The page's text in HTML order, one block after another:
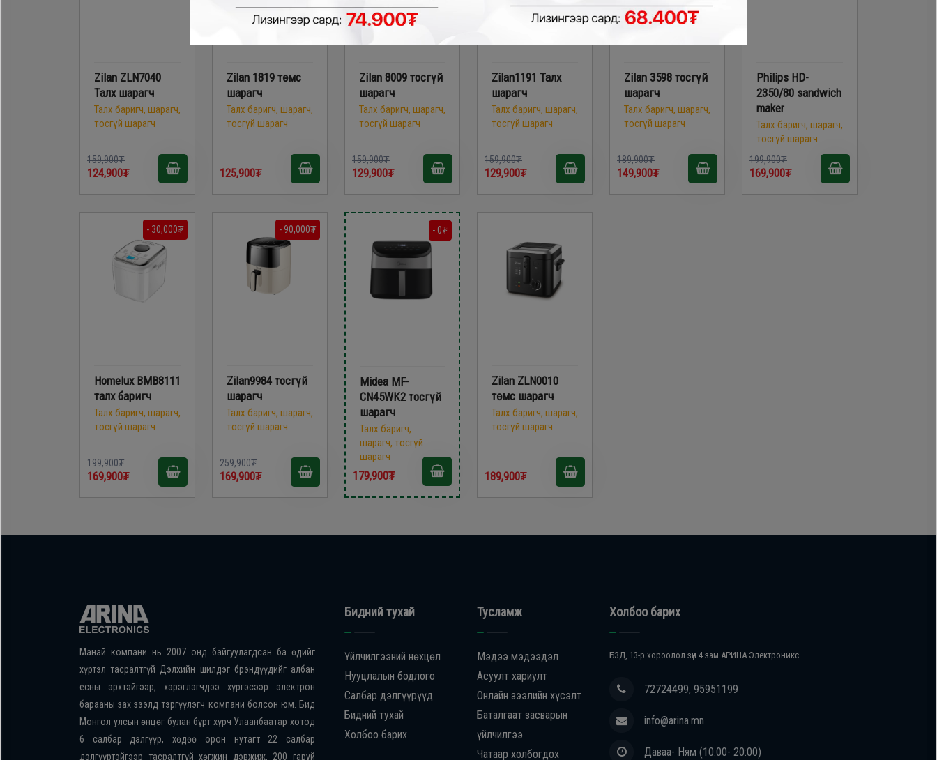
Zilan ZLN7040
Талх шарагч
Талх баригч, шарагч,
тосгүй шарагч
159,900₮
124,900₮
Zilan 1819 төмс
шарагч
Талх баригч, шарагч,
тосгүй шарагч
125,900₮
Zilan 8009 тосгүй
шарагч
Талх баригч, шарагч,
тосгүй шарагч
159,900₮
129,900₮
Zilan1191 Талх
шарагч
Талх баригч, шарагч,
тосгүй шарагч
159,900₮
129,900₮
Zilan 3598 тосгүй
шарагч
Талх баригч, шарагч,
тосгүй шарагч
189,900₮
149,900₮
Philips HD-
2350/80 sandwich
maker
Талх баригч, шарагч,
тосгүй шарагч
199,900₮
169,900₮
- 30,000₮
Homelux BMB8111
талх баригч
Талх баригч, шарагч,
тосгүй шарагч
199,900₮
169,900₮
- 90,000₮
Zilan9984 тосгүй
шарагч
Талх баригч, шарагч,
тосгүй шарагч
259,900₮
169,900₮
- 0₮
Midea MF-
CN45WK2 тосгүй
шарагч
Талх баригч,
шарагч, тосгүй
шарагч
179,900₮
Zilan ZLN0010
төмс шарагч
Талх баригч, шарагч,
тосгүй шарагч
189,900₮
Манай компани нь 2007 онд байгуулагдсан ба өдийг
хүртэл тасралтгүй Дэлхийн шилдэг брэндүүдийг албан
ёсны эрхтэйгээр, хэрэглэгчдээ хүргэсээр электрон
барааны зах зээлд тэргүүлэгч компани болсон юм. Бид
Монгол улсын өнцөг булан бүрт хүрч Улаанбаатар хотод
6 салбар дэлгүүр, хөдөө орон нутагт 22 салбар
дэлгүүртэйгээр тасралтгүй хөгжин дэвжиж, 200 гаруй
Бидний тухай
Үйлчилгээний нөхцөл
Нууцлалын бодлого
Салбар дэлгүүрүүд
Бидний тухай
Холбоо барих
Тусламж
Мэдээ мэдээдэл
Асуулт хариулт
Онлайн зээлийн хүсэлт
Баталгаат засварын
үйлчилгээ
Чатаар холбогдох
Холбоо барих
БЗД, 13-р хороолол зүүн 4 зам АРИНА Электроникс
72724499, 95951199
info@arina.mn
Даваа- Ням (10:00- 20:00)